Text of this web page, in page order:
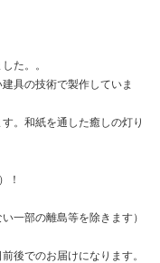
た。。
具の技術で製作していま
。和紙を通した癒しの灯り
！
一部の離島等を除きます）
後でのお届けになります。